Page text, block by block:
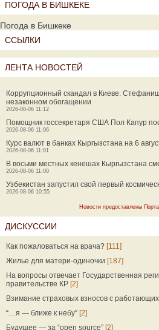
ПОГОДА В БИШКЕКЕ
Погода в Бишкеке
ССЫЛКИ
ЛЕНТА НОВОСТЕЙ
Коррупционный скандал в Киеве.
незаконном обогащении
2026-08-06 11:12
Помощник госсекретаря США Пол Капур
2026-08-06 11:06
Курс валют в банках Кыргызстана на 6
2026-08-06 11:01
В восьми местных кенешах Кыргызстана
2026-08-06 11:00
Узбекистан запустил свой первый
2026-08-06 10:55
Новости предоставлены
ДИСКУССИИ
Как пожаловаться на врача? [111]
Жилье для матери-одиночки [187]
На вопросы отвечает Государственная
правительстве КР [2]
Взимание страховых взносов с
“…я — ближе к небу” [2]
Будущее — за “open source” [2]